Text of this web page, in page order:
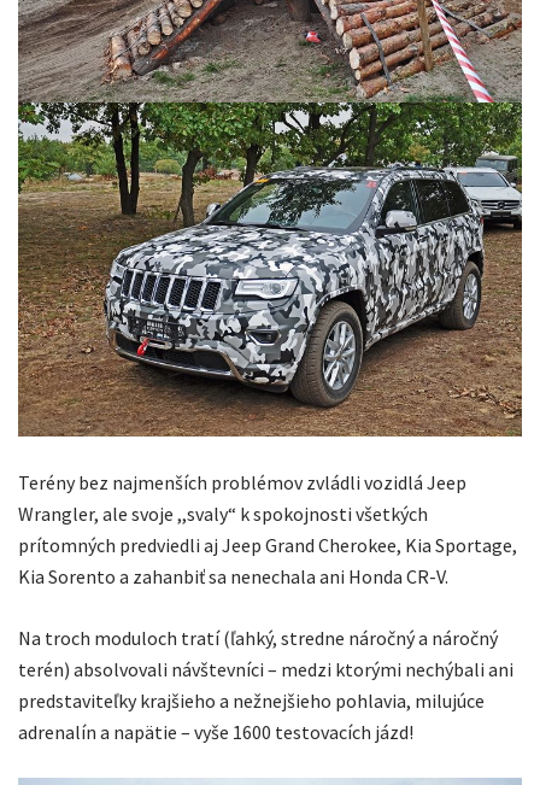
Terény bez najmenších problémov zvládli vozidlá Jeep
Wrangler, ale svoje ,,svaly“ k spokojnosti všetkých
prítomných predviedli aj Jeep Grand Cherokee, Kia Sportage,
Kia Sorento a zahanbiť sa nenechala ani Honda CR-V.
Na troch moduloch tratí (ľahký, stredne náročný a náročný
terén) absolvovali návštevníci – medzi ktorými nechýbali ani
predstaviteľky krajšieho a nežnejšieho pohlavia, milujúce
adrenalín a napätie – vyše 1600 testovacích jázd!